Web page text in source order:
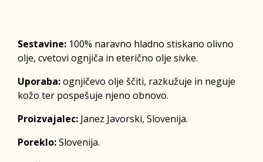
Sestavine: 100% naravno hladno stiskano olivno
olje, cvetovi ognjiča in eterično olje sivke.
Uporaba:ognjičevo olje ščiti, razkužuje in neguje
kožo ter pospešuje njeno obnovo.
Proizvajalec: Janez Javorski, Slovenija.
Poreklo:Slovenija.